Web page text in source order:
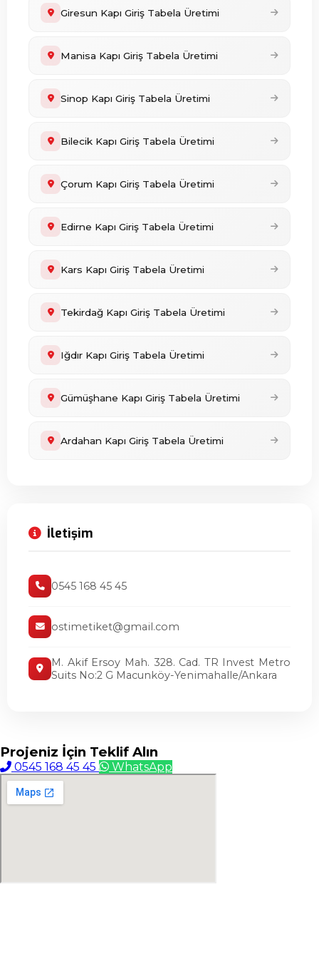
Giresun Kapı Giriş Tabela Üretimi
Manisa Kapı Giriş Tabela Üretimi
Sinop Kapı Giriş Tabela Üretimi
Bilecik Kapı Giriş Tabela Üretimi
Çorum Kapı Giriş Tabela Üretimi
Edirne Kapı Giriş Tabela Üretimi
Kars Kapı Giriş Tabela Üretimi
Tekirdağ Kapı Giriş Tabela Üretimi
Iğdır Kapı Giriş Tabela Üretimi
Gümüşhane Kapı Giriş Tabela Üretimi
Ardahan Kapı Giriş Tabela Üretimi
İletişim
0545 168 45 45
ostimetiket@gmail.com
M. Akif Ersoy Mah. 328. Cad. TR Invest Metro
Suits No:2 G Macunköy-Yenimahalle/Ankara
Projeniz İçin Teklif Alın
0545 168 45 45 WhatsApp